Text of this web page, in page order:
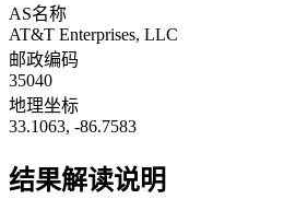
AS名称
AT&T Enterprises, LLC
邮政编码
35040
地理坐标
33.1063, -86.7583
结果解读说明